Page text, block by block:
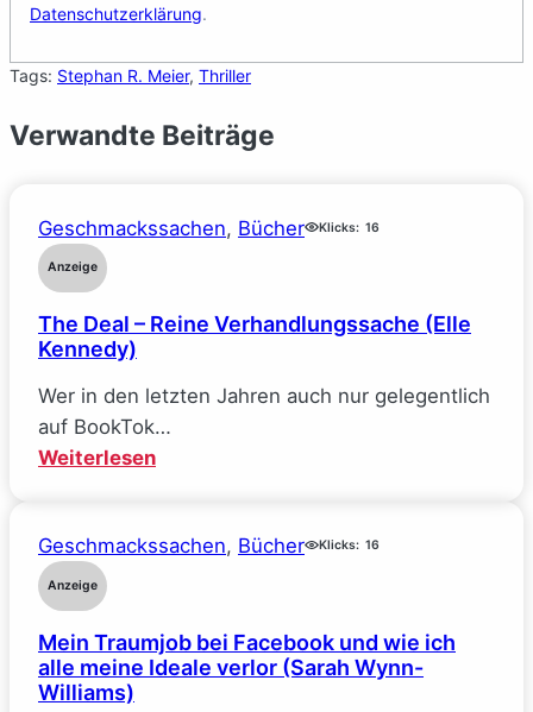
Datenschutzerklärung.
Tags: Stephan R. Meier, Thriller
Verwandte Beiträge
Geschmackssachen, Bücher Klicks: 16
Anzeige
The Deal – Reine Verhandlungssache (Elle
Kennedy)
Wer in den letzten Jahren auch nur gelegentlich
auf BookTok…
Weiterlesen:
–
(Elle
Kennedy)
Geschmackssachen, Bücher Klicks: 16
Anzeige
Mein Traumjob bei Facebook und wie ich
alle meine Ideale verlor (Sarah Wynn-
Williams)